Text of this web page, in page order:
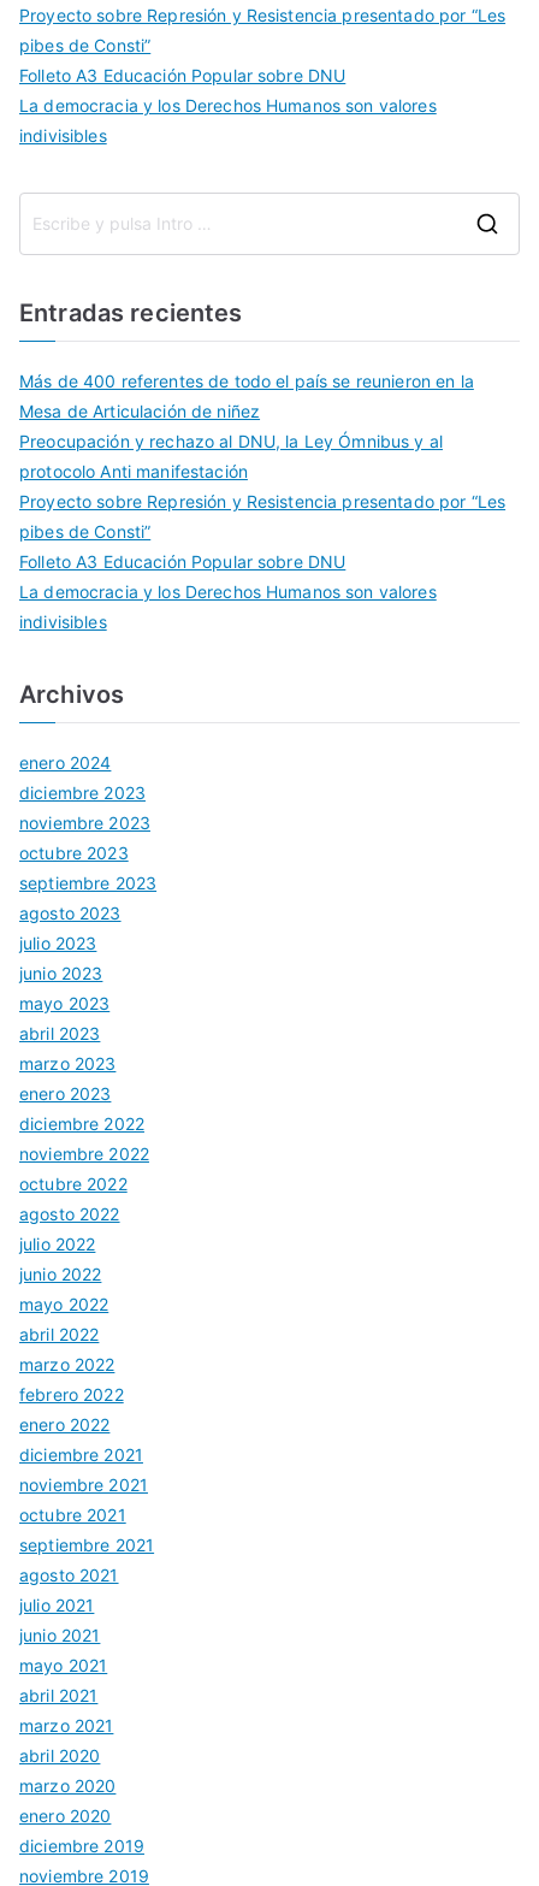
Proyecto sobre Represión y Resistencia presentado por “Les
pibes de Consti”
Folleto A3 Educación Popular sobre DNU
La democracia y los Derechos Humanos son valores
indivisibles
Entradas recientes
Más de 400 referentes de todo el país se reunieron en la
Mesa de Articulación de niñez
Preocupación y rechazo al DNU, la Ley Ómnibus y al
protocolo Anti manifestación
Proyecto sobre Represión y Resistencia presentado por “Les
pibes de Consti”
Folleto A3 Educación Popular sobre DNU
La democracia y los Derechos Humanos son valores
indivisibles
Archivos
enero 2024
diciembre 2023
noviembre 2023
octubre 2023
septiembre 2023
agosto 2023
julio 2023
junio 2023
mayo 2023
abril 2023
marzo 2023
enero 2023
diciembre 2022
noviembre 2022
octubre 2022
agosto 2022
julio 2022
junio 2022
mayo 2022
abril 2022
marzo 2022
febrero 2022
enero 2022
diciembre 2021
noviembre 2021
octubre 2021
septiembre 2021
agosto 2021
julio 2021
junio 2021
mayo 2021
abril 2021
marzo 2021
abril 2020
marzo 2020
enero 2020
diciembre 2019
noviembre 2019